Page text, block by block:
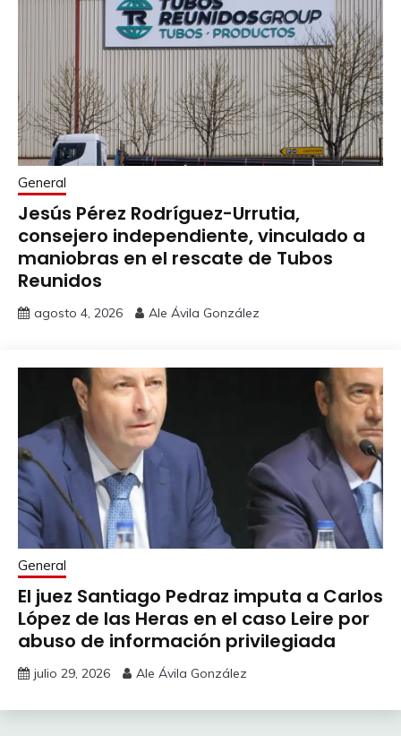
General
Jesús Pérez Rodríguez-Urrutia,
consejero independiente, vinculado a
maniobras en el rescate de Tubos
Reunidos
agosto 4, 2026 Ale Ávila González
General
El juez Santiago Pedraz imputa a Carlos
López de las Heras en el caso Leire por
abuso de información privilegiada
julio 29, 2026 Ale Ávila González